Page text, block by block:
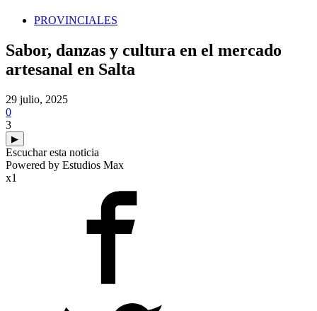
PROVINCIALES
Sabor, danzas y cultura en el mercado
artesanal en Salta
29 julio, 2025
0
3
▶
Escuchar esta noticia
Powered by Estudios Max
x1